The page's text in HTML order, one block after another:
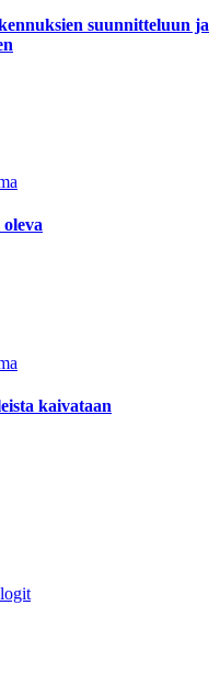
suunnitteluun ja
kaivataan